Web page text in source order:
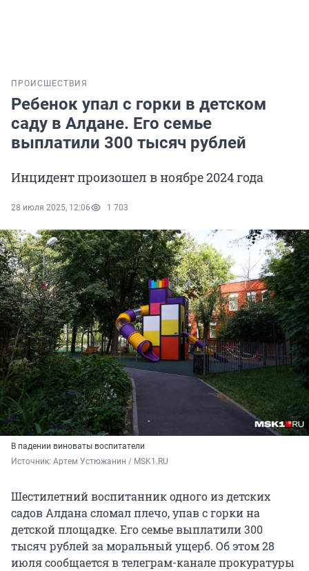
ПРОИСШЕСТВИЯ
Ребенок упал с горки в детском
саду в Алдане. Его семье
выплатили 300 тысяч рублей
Инцидент произошел в ноябре 2024 года
28 июля 2025, 12:06 1 703
В падении виноваты воспитатели
Источник: Артем Устюжанин / MSK1.RU
Шестилетний воспитанник одного из детских
садов Алдана сломал плечо, упав с горки на
детской площадке. Его семье выплатили 300
тысяч рублей за моральный ущерб. Об этом 28
июля сообщается в телеграм-канале прокуратуры